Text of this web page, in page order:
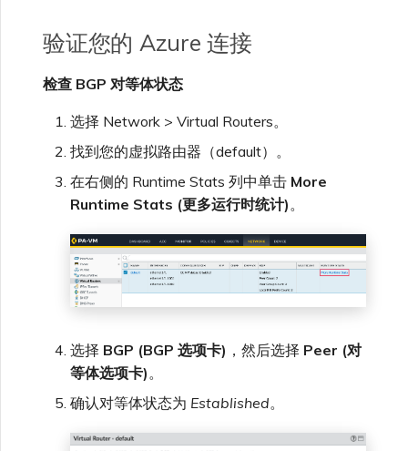
验证您的 Azure 连接
检查 BGP 对等体状态
选择 Network > Virtual Routers。
找到您的虚拟路由器（default）。
在右侧的 Runtime Stats 列中单击 More
Runtime Stats (更多运行时统计)。
选择 BGP (BGP 选项卡) ，然后选择 Peer (对
等体选项卡)。
确认对等体状态为 Established。